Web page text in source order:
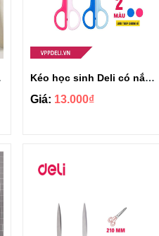
BL Kéo học sinh Deli có nắp đậy 121mm E6021
Giá: 13.000₫